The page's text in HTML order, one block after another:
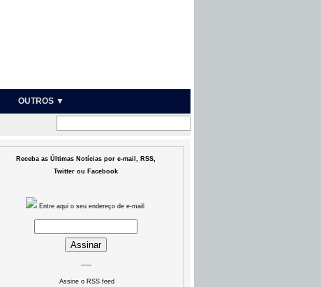
OUTROS ▼
Receba as Últimas Notícias por e-mail, RSS,
Twitter ou Facebook
Entre aqui o seu endereço de e-mail:
Assine o RSS feed